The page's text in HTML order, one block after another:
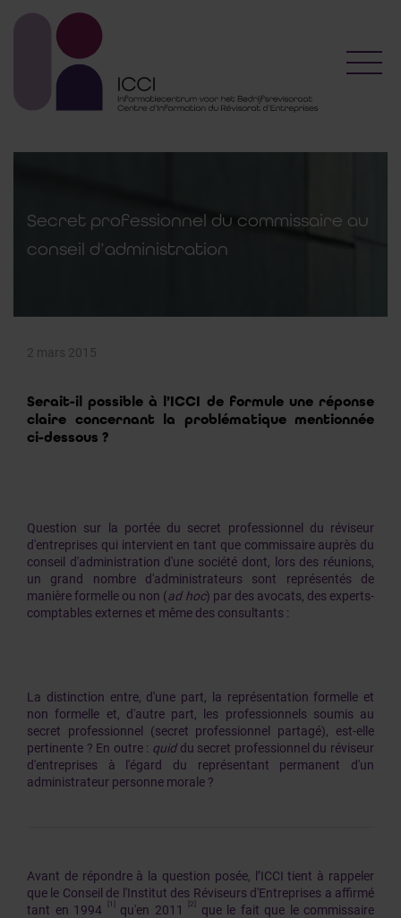
Secret professionnel du commissaire au
conseil d’administration
2 mars 2015
Serait-il possible à l’ICCI de formule une réponse
claire concernant la problématique mentionnée
ci-dessous ?
Question sur la portée du secret professionnel du réviseur
d'entreprises qui intervient en tant que commissaire auprès du
conseil d'administration d'une société dont, lors des réunions,
un grand nombre d'administrateurs sont représentés de
manière formelle ou non (ad hoc) par des avocats, des experts-
comptables externes et même des consultants :
La distinction entre, d'une part, la représentation formelle et
non formelle et, d'autre part, les professionnels soumis au
secret professionnel (secret professionnel partagé), est-elle
pertinente ? En outre : quiddu secret professionnel du réviseur
d'entreprises à l'égard du représentant permanent d'un
administrateur personne morale ?
Avant de répondre à la question posée, l’ICCI tient à rappeler
que le Conseil de l'Institut des Réviseurs d'Entreprises a affirmé
tant en 1994
qu'en 2011 [2]
que le fait que le commissaire